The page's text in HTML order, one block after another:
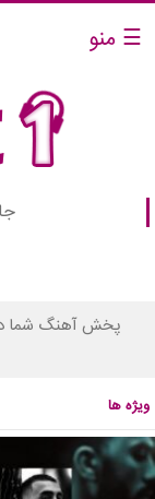
☰ منو
پخش آهنگ شما
ویژه ها